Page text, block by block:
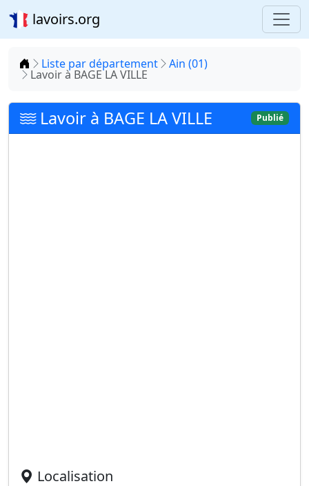
lavoirs.org
Accueil
Liste par département Ain (01)
Lavoir à BAGE LA VILLE
Lavoir à BAGE LA VILLE Publié
Localisation